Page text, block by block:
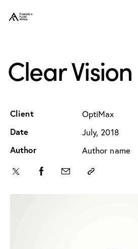
Clear Vision
Client OptiMax
Date July, 2018
Author Author name